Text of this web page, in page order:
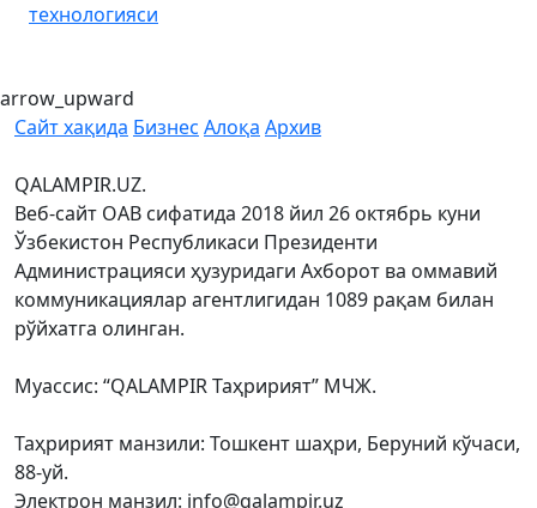
технологияси
arrow_upward
Сайт хақида Бизнес Алоқа Архив
QALAMPIR.UZ.
Веб-сайт ОАВ сифатида 2018 йил 26 октябрь куни
Ўзбекистон Республикаси Президенти
Администрацияси ҳузуридаги Ахборот ва оммавий
коммуникациялар агентлигидан 1089 рақам билан
рўйхатга олинган.
Муассис: “QALAMPIR Таҳририят” МЧЖ.
Таҳририят манзили: Тошкент шаҳри, Беруний кўчаси,
88-уй.
Электрон манзил: info@qalampir.uz